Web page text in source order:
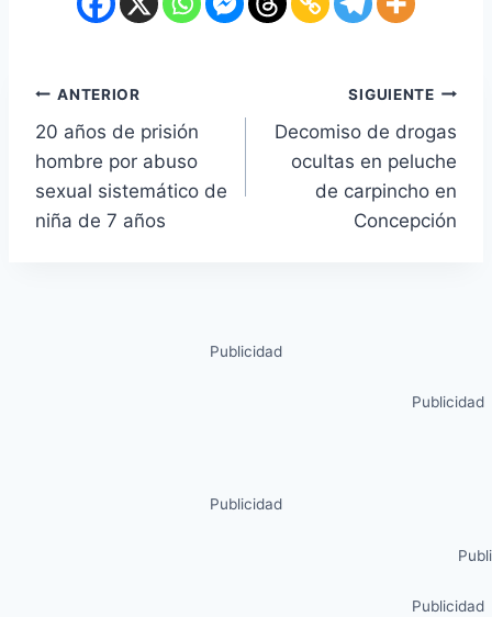
ANTERIOR
20 años de prisión
hombre por abuso
sexual sistemático de
niña de 7 años
SIGUIENTE
Decomiso de drogas
ocultas en peluche
de carpincho en
Concepción
Publicidad
Publicidad
Publicidad
Publicidad